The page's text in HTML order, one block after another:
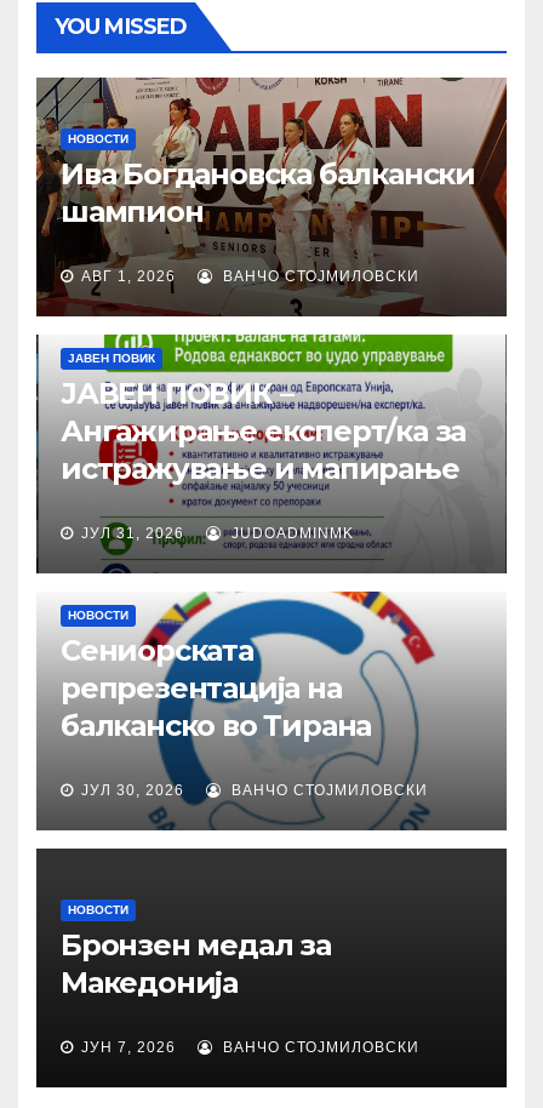
YOU MISSED
НОВОСТИ
Ива Богдановска балкански
шампион
АВГ 1, 2026 ВАНЧО СТОЈМИЛОВСКИ
ЈАВЕН ПОВИК
ЈАВЕН ПОВИК –
Ангажирање експерт/ка за
истражување и мапирање
ЈУЛ 31, 2026 JUDOADMINMK
НОВОСТИ
Сениорската
репрезентација на
балканско во Тирана
ЈУЛ 30, 2026 ВАНЧО СТОЈМИЛОВСКИ
НОВОСТИ
Бронзен медал за
Македонија
ЈУН 7, 2026 ВАНЧО СТОЈМИЛОВСКИ